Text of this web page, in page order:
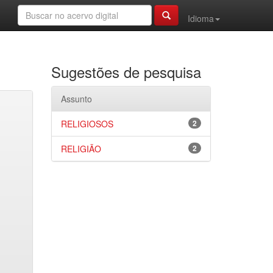
Idioma
Sugestões de pesquisa
Assunto
2
RELIGIOSOS
2
RELIGIÃO